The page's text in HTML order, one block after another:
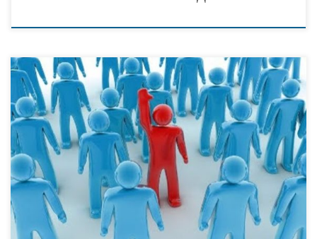
Некоммерческая организация (далее НКО, третий сектор) – это такой вид
организации, при котором основной целью ее деятельности не является
извлечение прибыли и распределение прибыли между